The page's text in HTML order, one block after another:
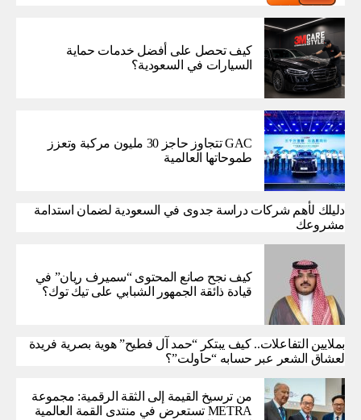
كيف تحصل على أفضل خدمات حماية
السيارات في السعودية؟
GAC تتجاوز حاجز 30 مليون مركبة وتعزز
طموحاتها العالمية
دليلك لأهم شركات دراسة جدوى في السعودية لضمان استدامة
مشروعك
كيف نجح صانع المحتوى “سميرف ريان” في
قيادة ذائقة الجمهور الشبابي على تيك توك؟
بملايين التفاعلات.. كيف يبتكر “حمد آل فطيح” هوية بصرية فريدة
لعشاق الشعر عبر حسابه “حاولت”؟
من ترسيخ القيمة إلى الثقة الرقمية: مجموعة
METRA تستعرض في منتدى القمة العالمية